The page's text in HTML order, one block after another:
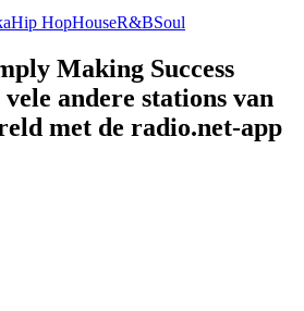
Hip HopHouseR&BSoul
Making Success
andere stations van
met de radio.net-app